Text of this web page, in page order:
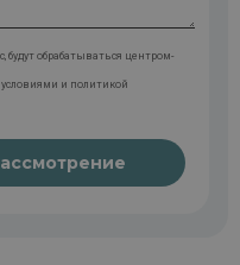
обрабатываться центром-
и политикой